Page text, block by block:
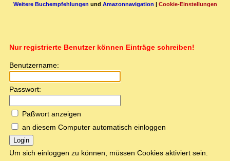
Weitere Buchempfehlungen und Amazonnavigation | Cookie-Einstellungen
Nur registrierte Benutzer können Einträge schreiben!
Benutzername:
Passwort:
Paßwort anzeigen
an diesem Computer automatisch einloggen
Login
Um sich einloggen zu können, müssen Cookies aktiviert sein.